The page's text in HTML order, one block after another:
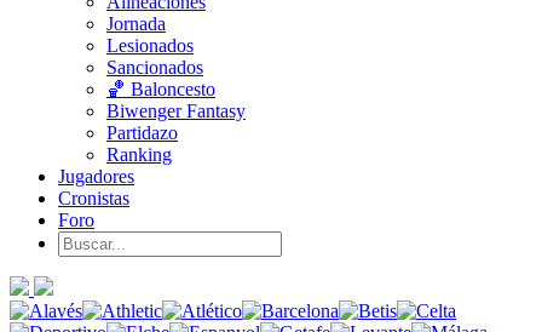
Jornada
Lesionados
Sancionados
🏀 Baloncesto
Biwenger Fantasy
Partidazo
Ranking
Jugadores
Cronistas
Foro